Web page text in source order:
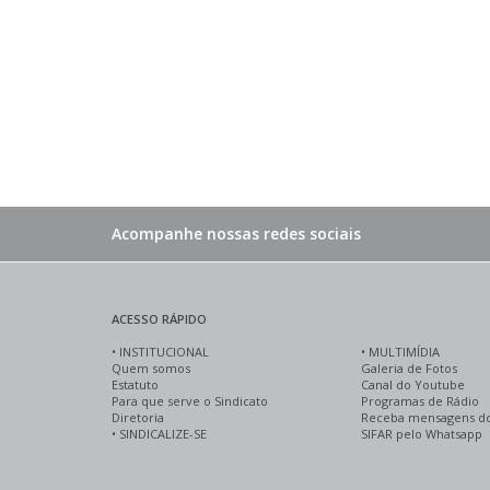
Acompanhe nossas redes sociais
ACESSO RÁPIDO
• INSTITUCIONAL
Quem somos
Estatuto
Para que serve o Sindicato
Diretoria
• SINDICALIZE-SE
• MULTIMÍDIA
Galeria de Fotos
Canal do Youtube
Programas de Rádio
Receba mensagens
SIFAR pelo Whatsapp